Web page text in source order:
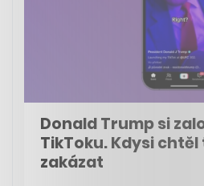
Donald Trump si
TikToku. Kdysi
zakázat